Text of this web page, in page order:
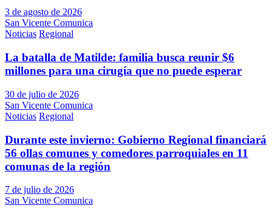
3 de agosto de 2026
San Vicente Comunica
Noticias Regional
La batalla de Matilde: familia busca reunir $6
millones para una cirugía que no puede esperar
30 de julio de 2026
San Vicente Comunica
Noticias Regional
Durante este invierno: Gobierno Regional financiará
56 ollas comunes y comedores parroquiales en 11
comunas de la región
7 de julio de 2026
San Vicente Comunica